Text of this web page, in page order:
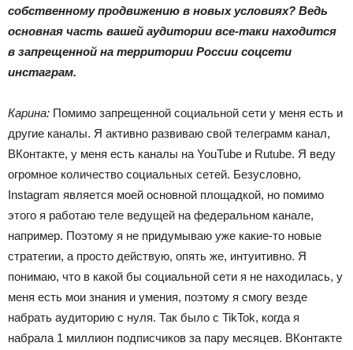
собственному продвижению в новых условиях? Ведь
основная часть вашей аудитории все-таки находится
в запрещенной на территории России соцсети
инстаграм.
Карина: Помимо запрещенной социальной сети у меня есть и
другие каналы. Я активно развиваю свой телеграмм канал,
ВКонтакте, у меня есть каналы на YouTube и Rutube. Я веду
огромное количество социальных сетей. Безусловно,
Instagram является моей основной площадкой, но помимо
этого я работаю теле ведущей на федеральном канале,
например. Поэтому я не придумываю уже какие-то новые
стратегии, а просто действую, опять же, интуитивно. Я
понимаю, что в какой бы социальной сети я не находилась, у
меня есть мои знания и умения, поэтому я смогу везде
набрать аудиторию с нуля. Так было с TikTok, когда я
набрала 1 миллион подписчиков за пару месяцев. ВКонтакте